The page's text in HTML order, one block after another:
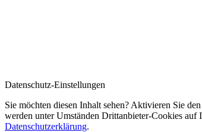
Datenschutz-Einstellungen
Sie möchten diesen Inhalt sehen? Aktivieren Sie
werden unter Umständen Drittanbieter-Cookies auf
Datenschutzerklärung.